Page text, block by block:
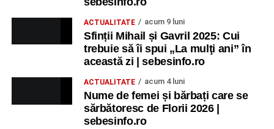
ACTUALITATE acum 9 luni
Sfinții Mihail și Gavril 2025: Cui
trebuie să îi spui „La mulţi ani” în
această zi | sebesinfo.ro
ACTUALITATE acum 4 luni
Nume de femei și bărbați care se
sărbătoresc de Florii 2026 |
sebesinfo.ro